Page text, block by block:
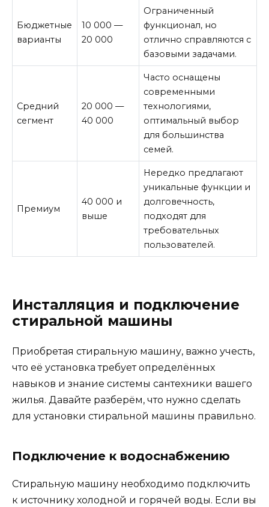
Бюджетные
варианты
10 000 —
20 000
Ограниченный
функционал, но
отлично справляются с
базовыми задачами.
Средний
сегмент
20 000 —
40 000
Часто оснащены
современными
технологиями,
оптимальный выбор
для большинства
семей.
Премиум
40 000 и
выше
Нередко предлагают
уникальные функции и
долговечность,
подходят для
требовательных
пользователей.
Инсталляция и подключение
стиральной машины
Приобретая стиральную машину, важно учесть,
что её установка требует определённых
навыков и знание системы сантехники вашего
жилья. Давайте разберём, что нужно сделать
для установки стиральной машины правильно.
Подключение к водоснабжению
Стиральную машину необходимо подключить
к источнику холодной и горячей воды. Если вы